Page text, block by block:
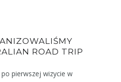
ROAD TRIP
pierwszej wizycie w